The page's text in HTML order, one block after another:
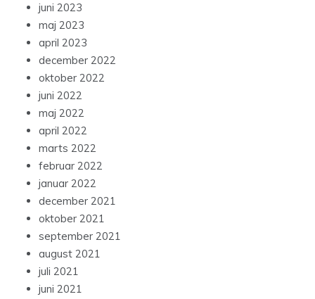
juni 2023
maj 2023
april 2023
december 2022
oktober 2022
juni 2022
maj 2022
april 2022
marts 2022
februar 2022
januar 2022
december 2021
oktober 2021
september 2021
august 2021
juli 2021
juni 2021